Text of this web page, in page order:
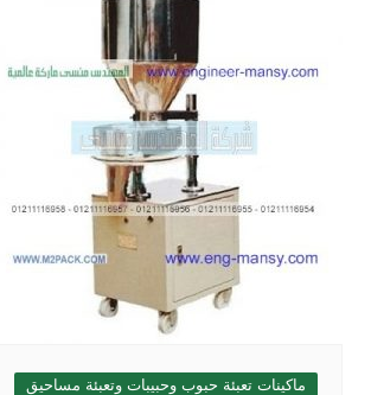
ماكينات تعبئة حبوب وحبيبات وتعبئة مساحيق